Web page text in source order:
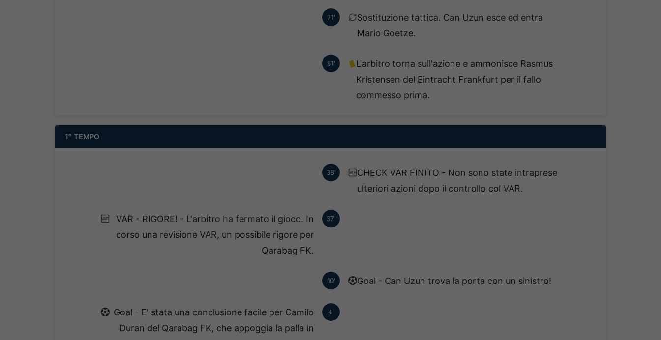
71'
Sostituzione tattica. Can Uzun esce ed entra
Mario Goetze.
61'
L'arbitro torna sull'azione e ammonisce Rasmus
Kristensen del Eintracht Frankfurt per il fallo
commesso prima.
1° TEMPO
38' VAR CHECK VAR FINITO - Non sono state intraprese
ulteriori azioni dopo il controllo col VAR.
37'
VAR
VAR - RIGORE! - L'arbitro ha fermato il gioco. In
corso una revisione VAR, un possibile rigore per
Qarabag FK.
10' Goal - Can Uzun trova la porta con un sinistro!
4'
Goal - E' stata una conclusione facile per Camilo
Duran del Qarabag FK, che appoggia la palla in